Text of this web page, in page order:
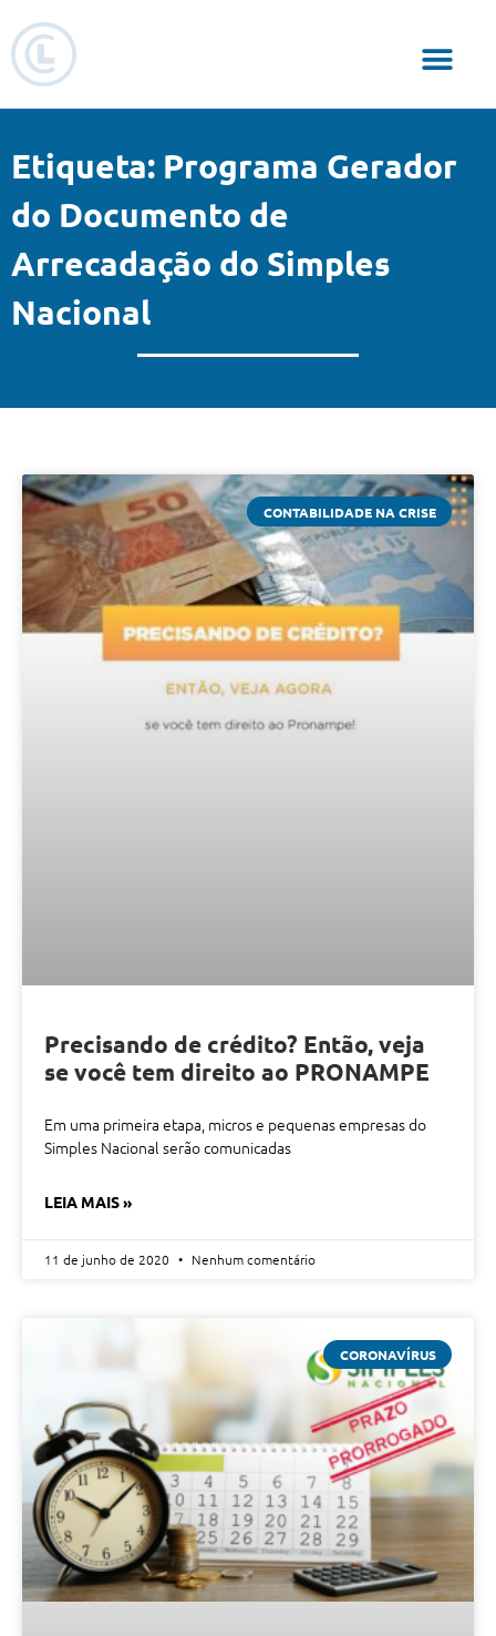
Etiqueta: Programa Gerador
do Documento de
Arrecadação do Simples
Nacional
CONTABILIDADE NA CRISE
Precisando de crédito? Então, veja
se você tem direito ao PRONAMPE
Em uma primeira etapa, micros e pequenas empresas do
Simples Nacional serão comunicadas
LEIA MAIS »
11 de junho de 2020 Nenhum comentário
CORONAVÍRUS